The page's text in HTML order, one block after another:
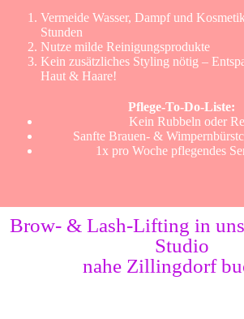
Vermeide Wasser, Dampf und
Stunden
Nutze milde Reinigungsprodukte
Kein zusätzliches Styling nötig –
Haut & Haare!
Pflege-To-Do-Liste:
Kein Rubbeln oder
Sanfte Brauen- &
1x pro Woche pflegendes
Brow- & Lash-Lifting in
Studio
nahe Zillingdorf